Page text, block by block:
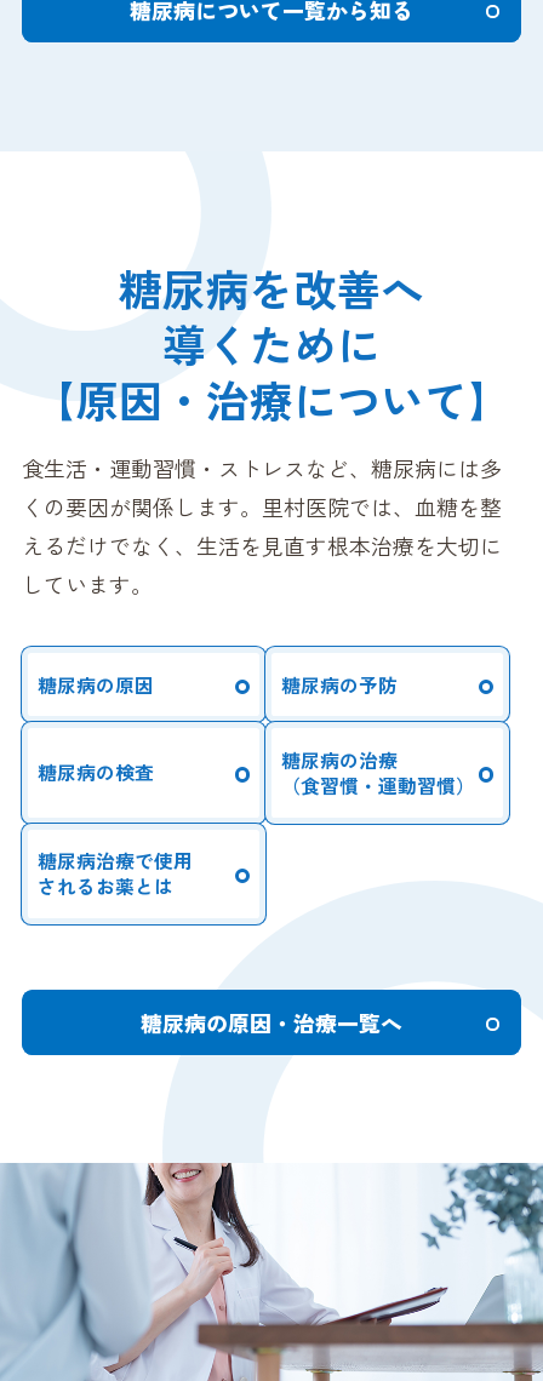
糖尿病について一覧から知る
糖尿病を改善へ
導くために
【原因・治療について】
食生活・運動習慣・ストレスなど、糖尿病には多
くの要因が関係します。 里村医院では、血糖を整
えるだけでなく、生活を見直す根本治療を大切に
しています。
糖尿病の原因 糖尿病の予防
糖尿病の検査
糖尿病の治療
（食習慣・運動習慣）
糖尿病治療で使用
されるお薬とは
糖尿病の原因・治療一覧へ